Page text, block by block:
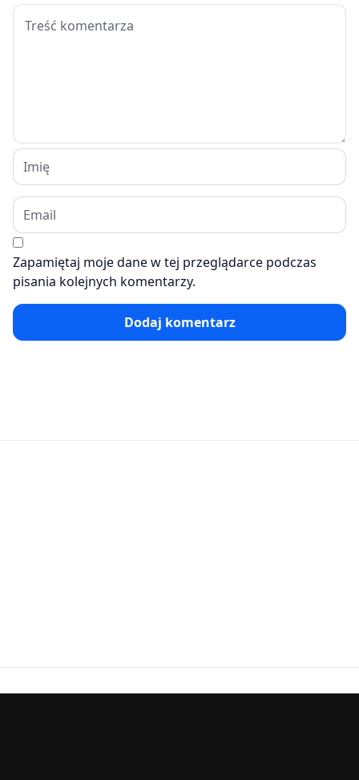
Zapamiętaj moje dane w tej przeglądarce podczas
pisania kolejnych komentarzy.
Dodaj komentarz